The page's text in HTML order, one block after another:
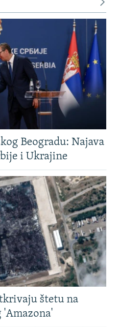
Beogradu: Najava
i Ukrajine
štetu na